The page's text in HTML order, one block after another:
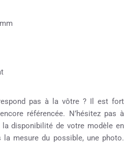
pas à la vôtre ? Il est fort
référencée. N’hésitez pas à
disponibilité de votre modèle en
mesure du possible, une photo.